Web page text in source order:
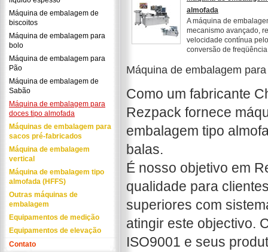
Máquina de embalagem de
biscoitos
Máquina de embalagem para
bolo
Máquina de embalagem para
Pão
Máquina de embalagem de
Sabão
Máquina de embalagem para
doces tipo almofada
Máquinas de embalagem para
sacos pré-fabricados
Máquina de embalagem
vertical
Máquina de embalagem tipo
almofada (HFFS)
Outras máquinas de
embalagem
Equipamentos de medição
Equipamentos de elevação
Contato
almofada
A máquina de
mecanismo avançado,
velocidade contínua
conversão de
Máquina de embalagem
Como um fabricante
Rezpack fornece
embalagem tipo
balas.
É nosso objetivo em
qualidade para
superiores com
atingir este objectivo.
ISO9001 e seus